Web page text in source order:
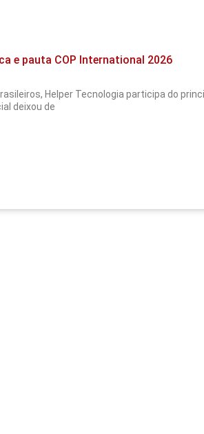
e pauta COP International 2026
Helper Tecnologia participa do
deixou de